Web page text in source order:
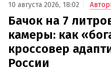
10 августа 2026, 18:02
Бачок на 7
камеры: как
кроссовер
России